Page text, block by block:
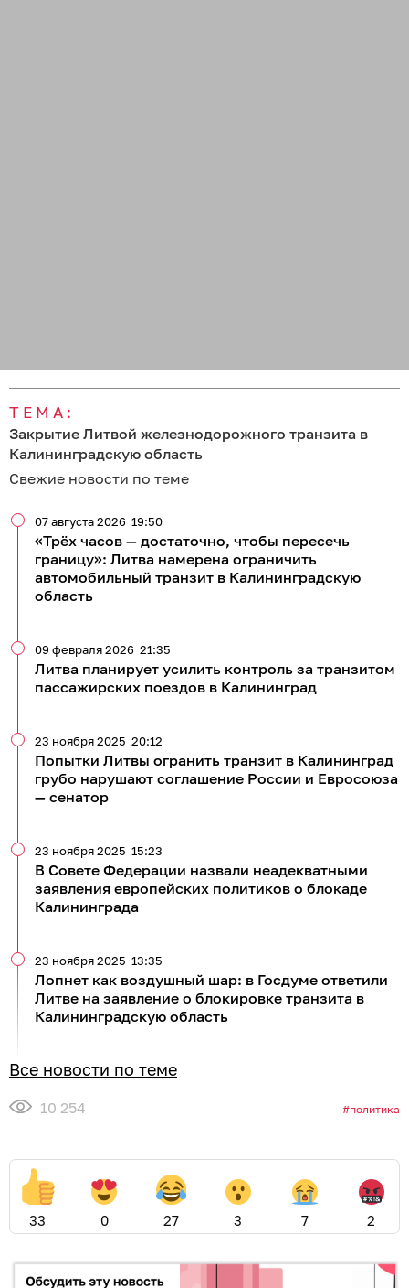
ТЕМА:
Закрытие Литвой железнодорожного транзита в
Калининградскую область
Свежие новости по теме
«Трёх часов — достаточно, чтобы пересечь
границу»: Литва намерена ограничить
автомобильный транзит в Калининградскую
область
07 августа 2026 19:50
Литва планирует усилить контроль за транзитом
пассажирских поездов в Калининград
09 февраля 2026 21:35
Попытки Литвы огранить транзит в Калининград
грубо нарушают соглашение России и Евросоюза
— сенатор
23 ноября 2025 20:12
В Совете Федерации назвали неадекватными
заявления европейских политиков о блокаде
Калининграда
23 ноября 2025 15:23
Лопнет как воздушный шар: в Госдуме ответили
Литве на заявление о блокировке транзита в
Калининградскую область
23 ноября 2025 13:35
Все новости по теме
10 254 политика
33 0 27 3 7 2